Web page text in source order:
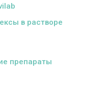
в растворе
препараты